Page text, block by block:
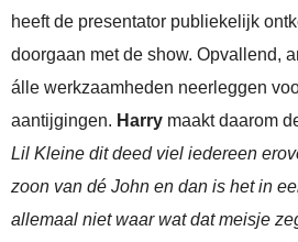
heeft de presentator publiekelijk
doorgaan met de show. Opvallend,
álle werkzaamheden neerleggen
aantijgingen. Harry maakt daarom
Lil Kleine dit deed viel iedereen
zoon van dé John en dan is het in
allemaal niet waar wat dat meisje